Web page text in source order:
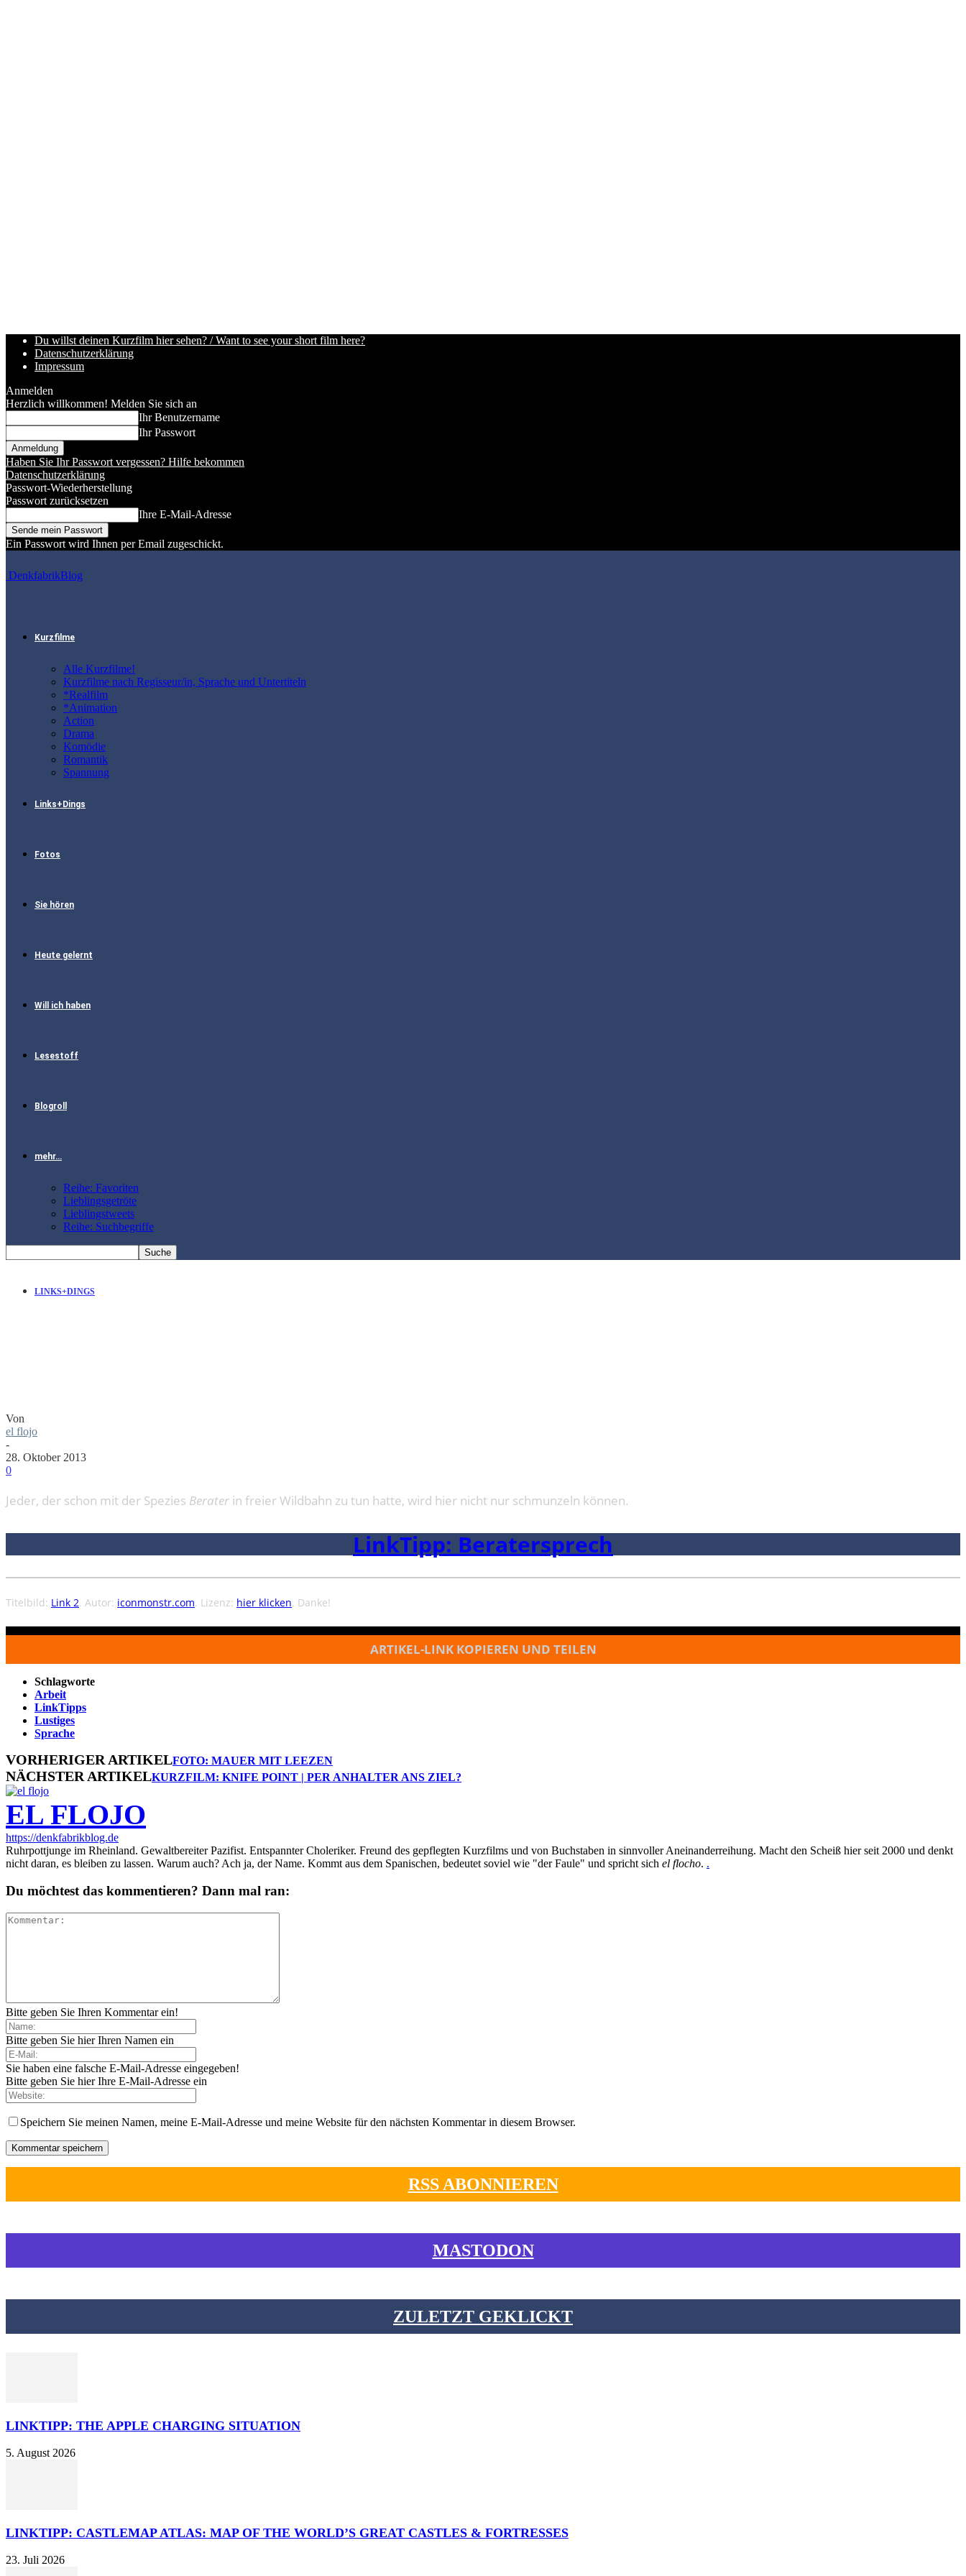
Du willst deinen Kurzfilm hier sehen? / Want to see your short film here?
Datenschutzerklärung
Impressum
Anmelden
Herzlich willkommen! Melden Sie sich an
Ihr Benutzername
Ihr Passwort
Haben Sie Ihr Passwort vergessen? Hilfe bekommen
Datenschutzerklärung
Passwort-Wiederherstellung
Passwort zurücksetzen
Ihre E-Mail-Adresse
Ein Passwort wird Ihnen per Email zugeschickt.
DenkfabrikBlog
Kurzfilme
Alle Kurzfilme!
Kurzfilme nach Regisseur/in, Sprache und Untertiteln
*Realfilm
*Animation
Action
Drama
Komödie
Romantik
Spannung
Links+Dings
Fotos
Sie hören
Heute gelernt
Will ich haben
Lesestoff
Blogroll
mehr…
Reihe: Favoriten
Lieblingsgetröte
Lieblingstweets
Reihe: Suchbegriffe
LINKS+DINGS
Von
el flojo
-
28. Oktober 2013
0
Jeder, der schon mit der Spezies Berater in freier Wildbahn zu tun hatte, wird hier nicht nur schmunzeln können.
LinkTipp: Beratersprech
Titelbild: Link 2. Autor: iconmonstr.com. Lizenz: hier klicken. Danke!
ARTIKEL-LINK KOPIEREN UND TEILEN
Schlagworte
Arbeit
LinkTipps
Lustiges
Sprache
VORHERIGER ARTIKELFOTO: MAUER MIT LEEZEN
NÄCHSTER ARTIKELKURZFILM: KNIFE POINT | PER ANHALTER ANS ZIEL?
EL FLOJO
https://denkfabrikblog.de
Ruhrpottjunge im Rheinland. Gewaltbereiter Pazifist. Entspannter Choleriker. Freund des gepflegten Kurzfilms und von Buchstaben in sinnvoller Aneinanderreihung. Macht den Scheiß hier seit 2000 und denkt
nicht daran, es bleiben zu lassen. Warum auch? Ach ja, der Name. Kommt aus dem Spanischen, bedeutet soviel wie "der Faule" und spricht sich el flocho. .
Du möchtest das kommentieren? Dann mal ran:
Bitte geben Sie Ihren Kommentar ein!
Bitte geben Sie hier Ihren Namen ein
Sie haben eine falsche E-Mail-Adresse eingegeben!
Bitte geben Sie hier Ihre E-Mail-Adresse ein
Speichern Sie meinen Namen, meine E-Mail-Adresse und meine Website für den nächsten Kommentar in diesem Browser.
RSS ABONNIEREN
MASTODON
ZULETZT GEKLICKT
LINKTIPP: THE APPLE CHARGING SITUATION
5. August 2026
LINKTIPP: CASTLEMAP ATLAS: MAP OF THE WORLD’S GREAT CASTLES & FORTRESSES
23. Juli 2026